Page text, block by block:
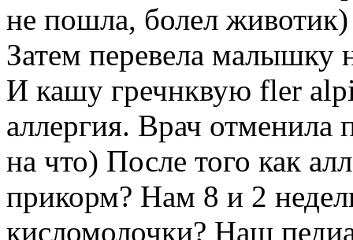
не пошла, болел
Затем перевела малышку
И кашу гречнквую fler
аллергия. Врач отменила
на что) После того как
прикорм? Нам 8 и 2
кисломолочки? Наш